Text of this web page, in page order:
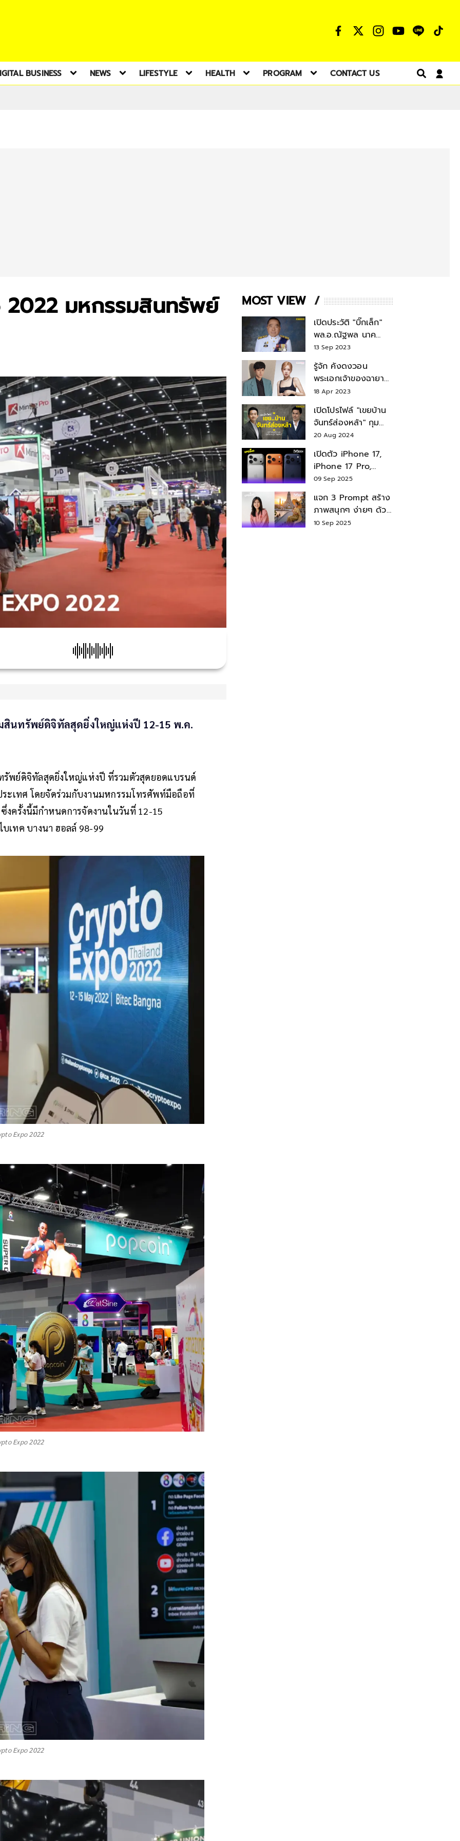
BUSINESS NEWS LIFESTYLE HEALTH PROGRAM CONTACT US
มหกรรมสินทรัพย์
สินทรัพย์ดิจิทัลสุดยิ่งใหญ่แห่งปี 12-15 พ.ค.
พย์ดิจิทัลสุดยิ่งใหญ่แห่งปี ที่รวมตัวสุดยอดแบรนด์
เทศ โดยจัดร่วมกับงานมหกรรมโทรศัพท์มือถือที่
งครั้งนี้มีกำหนดการจัดงานในวันที่ 12-15
เทค บางนา ฮอลล์ 98-99
Expo 2022
Expo 2022
Expo 2022
MOST VIEW
เปิดประวัติ "บิ๊กเล็ก"
พล.อ.ณัฐพล นาค
พาณิชย์ จากเลขาฯ
สมช.-เลขาฯ
รมว.กลาโหม
13 Sep 2023
รู้จัก คังดงวอน
พระเอกเจ้าของฉายา
สมบัติแห่งชาติ หลังมี
18 Apr 2023
เปิดโปรไฟล์ "เขยบ้าน
จันทร์ส่องหล้า" กุม
บังเหียนธุรกิจตระกูล
"ชินวัตร"
20 Aug 2024
เปิดตัว iPhone 17,
iPhone 17 Pro,
iPhone 17 Air สเปค
09 Sep 2025
แจก 3 Prompt สร้าง
ภาพสนุกๆ ง่ายๆ ด้วย
Nano Banana ใน
10 Sep 2025